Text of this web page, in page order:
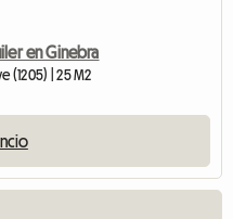
en Ginebra
(1205) | 25 M2